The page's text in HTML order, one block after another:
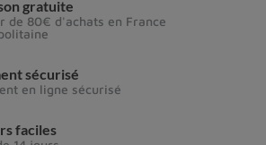
gratuite
de 80€ d'achats en France
sécurisé
en ligne sécurisé
faciles